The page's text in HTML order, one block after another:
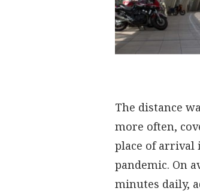
The distance
more often,
place of arrival
pandemic. On
minutes daily,